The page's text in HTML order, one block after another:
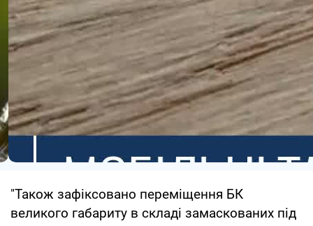
"Також зафіксовано переміщення БК
великого габариту в складі замаскованих під